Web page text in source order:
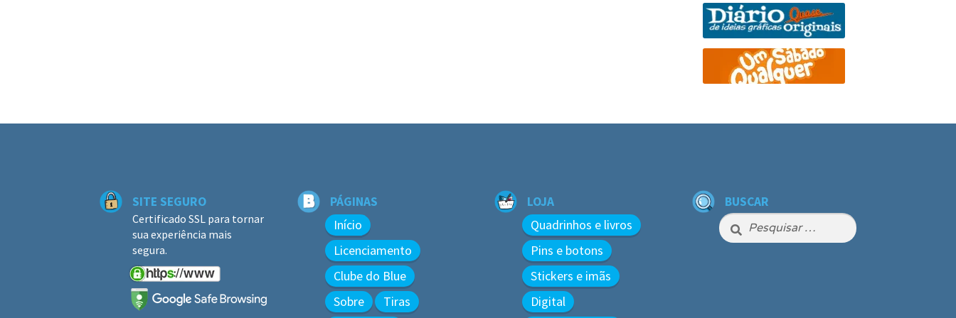
SITE SEGURO
Certificado SSL para tornar
sua experiência mais
segura.
PÁGINAS
Início
Licenciamento
Clube do Blue
Sobre
Tiras
LOJA
Quadrinhos e livros
Pins e botons
Stickers e imãs
Digital
BUSCAR
Pesquisar
por: